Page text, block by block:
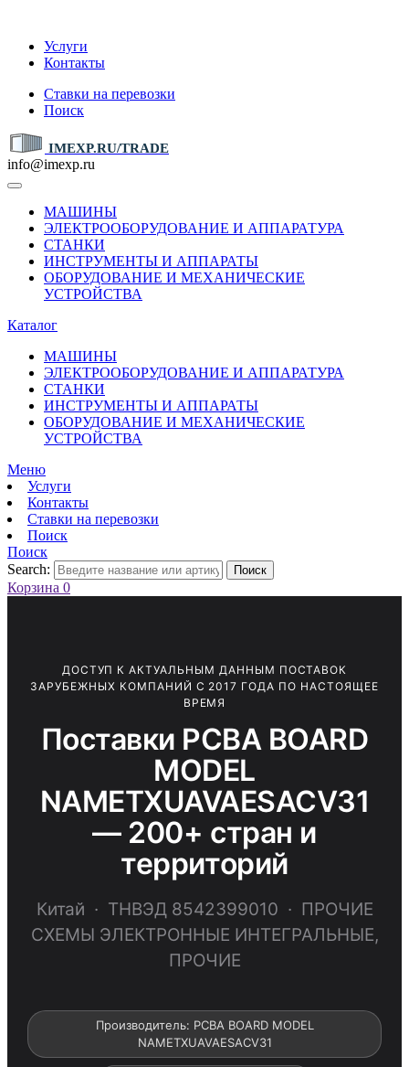
Услуги
Контакты
Ставки на перевозки
Поиск
IMEXP.RU/TRADE
info@imexp.ru
МАШИНЫ
ЭЛЕКТРООБОРУДОВАНИЕ И АППАРАТУРА
СТАНКИ
ИНСТРУМЕНТЫ И АППАРАТЫ
ОБОРУДОВАНИЕ И МЕХАНИЧЕСКИЕ
УСТРОЙСТВА
Каталог
МАШИНЫ
ЭЛЕКТРООБОРУДОВАНИЕ И АППАРАТУРА
СТАНКИ
ИНСТРУМЕНТЫ И АППАРАТЫ
ОБОРУДОВАНИЕ И МЕХАНИЧЕСКИЕ
УСТРОЙСТВА
Меню
Услуги
Контакты
Ставки на перевозки
Поиск
Поиск
Search:
Поиск
Корзина 0
ДОСТУП К АКТУАЛЬНЫМ ДАННЫМ ПОСТАВОК
ЗАРУБЕЖНЫХ КОМПАНИЙ С 2017 ГОДА ПО НАСТОЯЩЕЕ
ВРЕМЯ
Поставки PCBA BOARD
MODEL
NAMETXUAVAESACV31
— 200+ стран и
территорий
Китай · ТНВЭД 8542399010 · ПРОЧИЕ
СХЕМЫ ЭЛЕКТРОННЫЕ ИНТЕГРАЛЬНЫЕ,
ПРОЧИЕ
Производитель: PCBA BOARD MODEL
NAMETXUAVAESACV31